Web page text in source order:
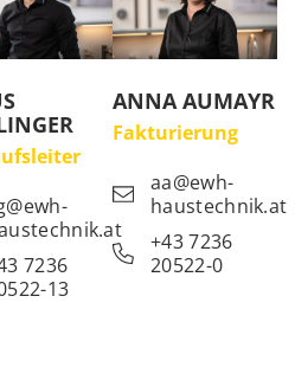
7236
13
ANNA AUMAYR
Fakturierung
aa@ewh-
haustechnik.at
+43 7236
20522-0